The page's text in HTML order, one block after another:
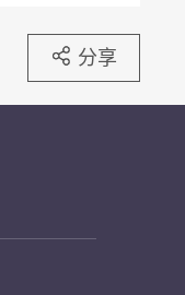
分享